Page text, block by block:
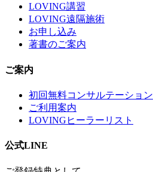
LOVING講習
LOVING遠隔施術
お申し込み
著書のご案内
ご案内
初回無料コンサルテーション
ご利用案内
LOVINGヒーラーリスト
公式LINE